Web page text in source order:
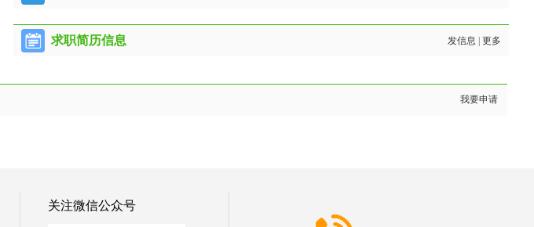
求职简历信息 发信息 更多
我要申请
关注微信公众号